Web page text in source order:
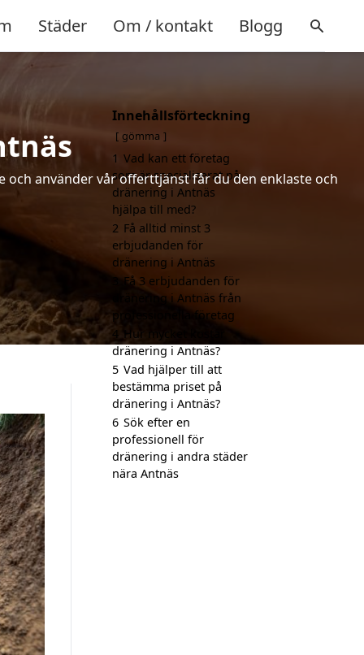
Städer Om / kontakt Blogg
använder vår offerttjänst får du den enklaste och
Innehållsförteckning
gömma
1 Vad kan ett företag
som är specialiserat på
dränering i Antnäs
hjälpa till med?
2 Få alltid minst 3
erbjudanden för
dränering i Antnäs
3 Få 3 erbjudanden för
dränering i Antnäs från
professionella företag
4 Hur mycket kostar
dränering i Antnäs?
5 Vad hjälper till att
bestämma priset på
dränering i Antnäs?
6 Sök efter en
professionell för
dränering i andra städer
nära Antnäs